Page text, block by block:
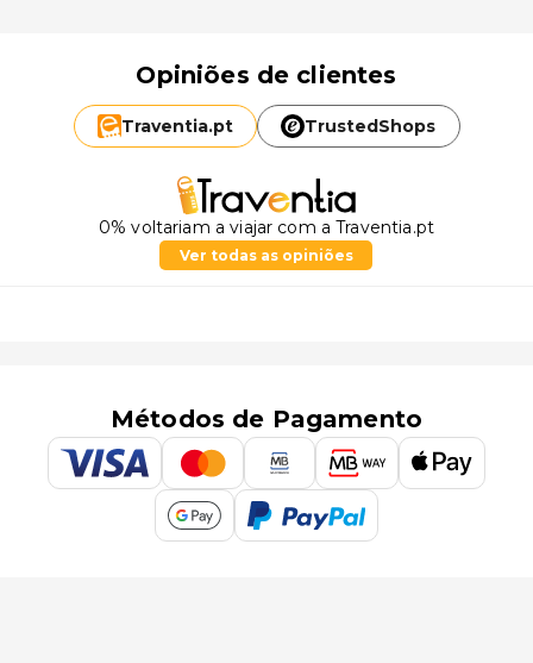
Opiniões de clientes
Traventia.pt TrustedShops
0% voltariam a viajar com a Traventia.pt
Ver todas as opiniões
Métodos de Pagamento